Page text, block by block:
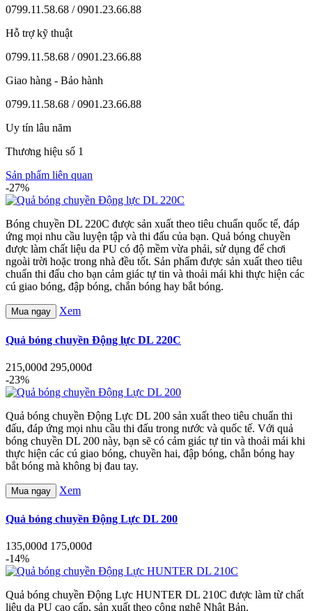
0799.11.58.68 / 0901.23.66.88
Hỗ trợ kỹ thuật
0799.11.58.68 / 0901.23.66.88
Giao hàng - Bảo hành
0799.11.58.68 / 0901.23.66.88
Uy tín lâu năm
Thương hiệu số 1
Sản phẩm liên quan
-27%
Bóng chuyền DL 220C được sản xuất theo tiêu chuẩn quốc tế, đáp
ứng mọi nhu cầu luyện tập và thi đấu của bạn. Quả bóng chuyền
được làm chất liệu da PU có độ mềm vừa phải, sử dụng để chơi
ngoài trời hoặc trong nhà đều tốt. Sản phẩm được sản xuất theo tiêu
chuẩn thi đấu cho bạn cảm giác tự tin và thoải mái khi thực hiện các
cú giao bóng, đập bóng, chắn bóng hay bắt bóng.
Mua ngay Xem
Quả bóng chuyền Động lực DL 220C
215,000đ 295,000đ
-23%
Quả bóng chuyền Động Lực DL 200 sản xuất theo tiêu chuẩn thi
đấu, đáp ứng mọi nhu cầu thi đấu trong nước và quốc tế. Với quả
bóng chuyền DL 200 này, bạn sẽ có cảm giác tự tin và thoải mái khi
thực hiện các cú giao bóng, chuyền hai, đập bóng, chắn bóng hay
bắt bóng mà không bị đau tay.
Mua ngay Xem
Quả bóng chuyền Động Lực DL 200
135,000đ 175,000đ
-14%
Quả bóng chuyền Động Lực HUNTER DL 210C được làm từ chất
liệu da PU cao cấp, sản xuất theo công nghệ Nhật Bản.